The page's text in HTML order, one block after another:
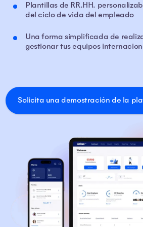
Plantillas de RR.HH.
del ciclo de vida del empleado
Una forma simplificada de
gestionar tus equipos
Solicita una demostración de la